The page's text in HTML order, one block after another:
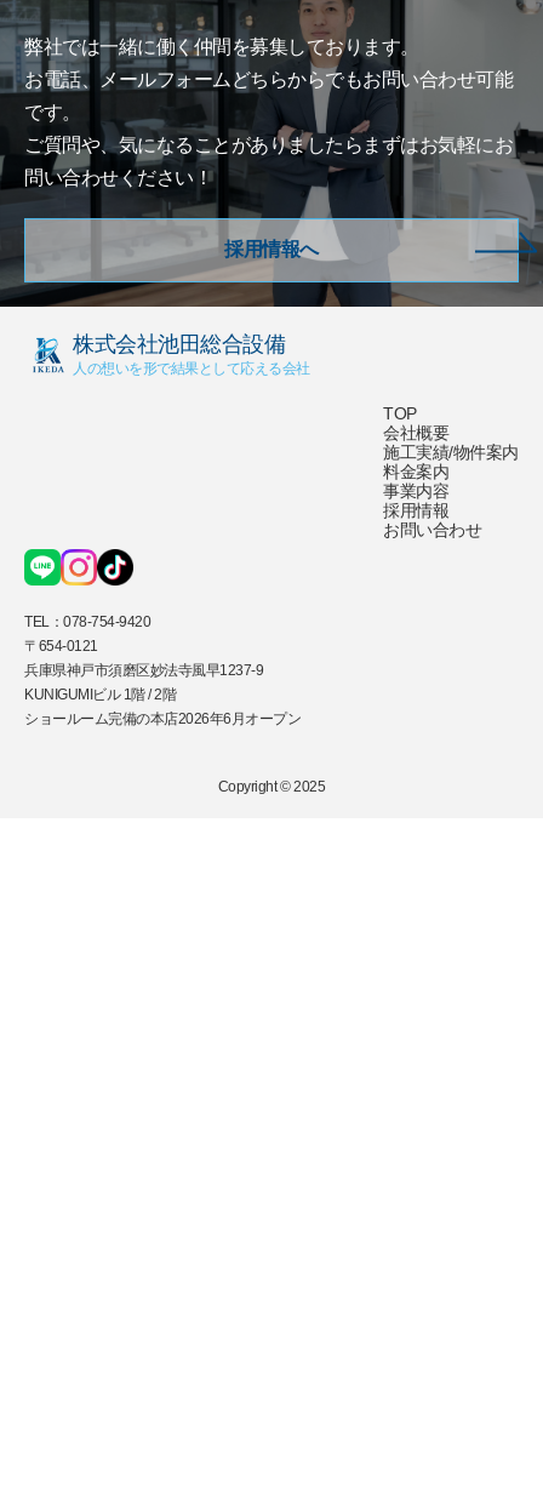
弊社では一緒に働く仲間を募集しております。
お電話、メールフォームどちらからでもお問い合わせ可能
です。
ご質問や、気になることがありましたらまずはお気軽にお
問い合わせください！
採用情報へ
株式会社池田総合設備
人の想いを形で結果として応える会社
TEL：078-754-9420
〒654-0121
兵庫県神戸市須磨区妙法寺風早1237-9
KUNIGUMIビル 1階 / 2階
ショールーム完備の本店2026年6月オープン
TOP
会社概要
施工実績/物件案内
料金案内
事業内容
採用情報
お問い合わせ
Copyright © 2025